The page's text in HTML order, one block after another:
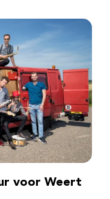
voor Weert